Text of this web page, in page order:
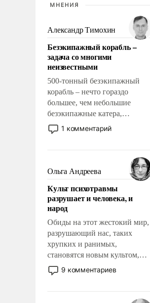
МНЕНИЯ
Александр Тимохин
Безэкипажный корабль –
задача со многими
неизвестными
500-тонный безэкипажный
корабль – нечто гораздо
большее, чем небольшие
безэкипажные катера,
применение которых уже
стало обыденностью. Задача по
сложна и амбициозна. Однако
и ее реализация радикально
поднимет наши боевые
возможности.
1 комментарий
Ольга Андреева
Культ психотравмы
разрушает и человека, и
народ
Обиды на этот жестокий мир,
разрушающий нас, таких
хрупких и ранимых,
становятся новым культом,
постепенно вытесняя и
отменяя традиционное
мужественным и твердым под
9 комментариев